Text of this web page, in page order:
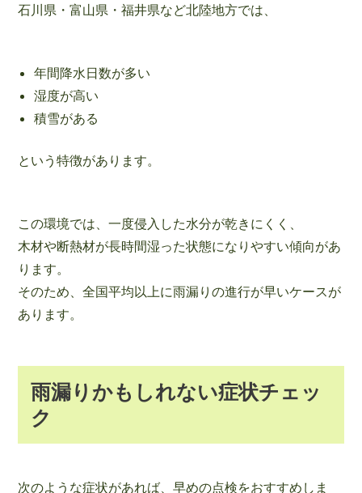
石川県・富山県・福井県など北陸地方では、
年間降水日数が多い
湿度が高い
積雪がある
という特徴があります。
この環境では、一度侵入した水分が乾きにくく、
木材や断熱材が長時間湿った状態になりやすい傾向があ
ります。
そのため、全国平均以上に雨漏りの進行が早いケースが
あります。
雨漏りかもしれない症状チェッ
ク
次のような症状があれば、早めの点検をおすすめしま